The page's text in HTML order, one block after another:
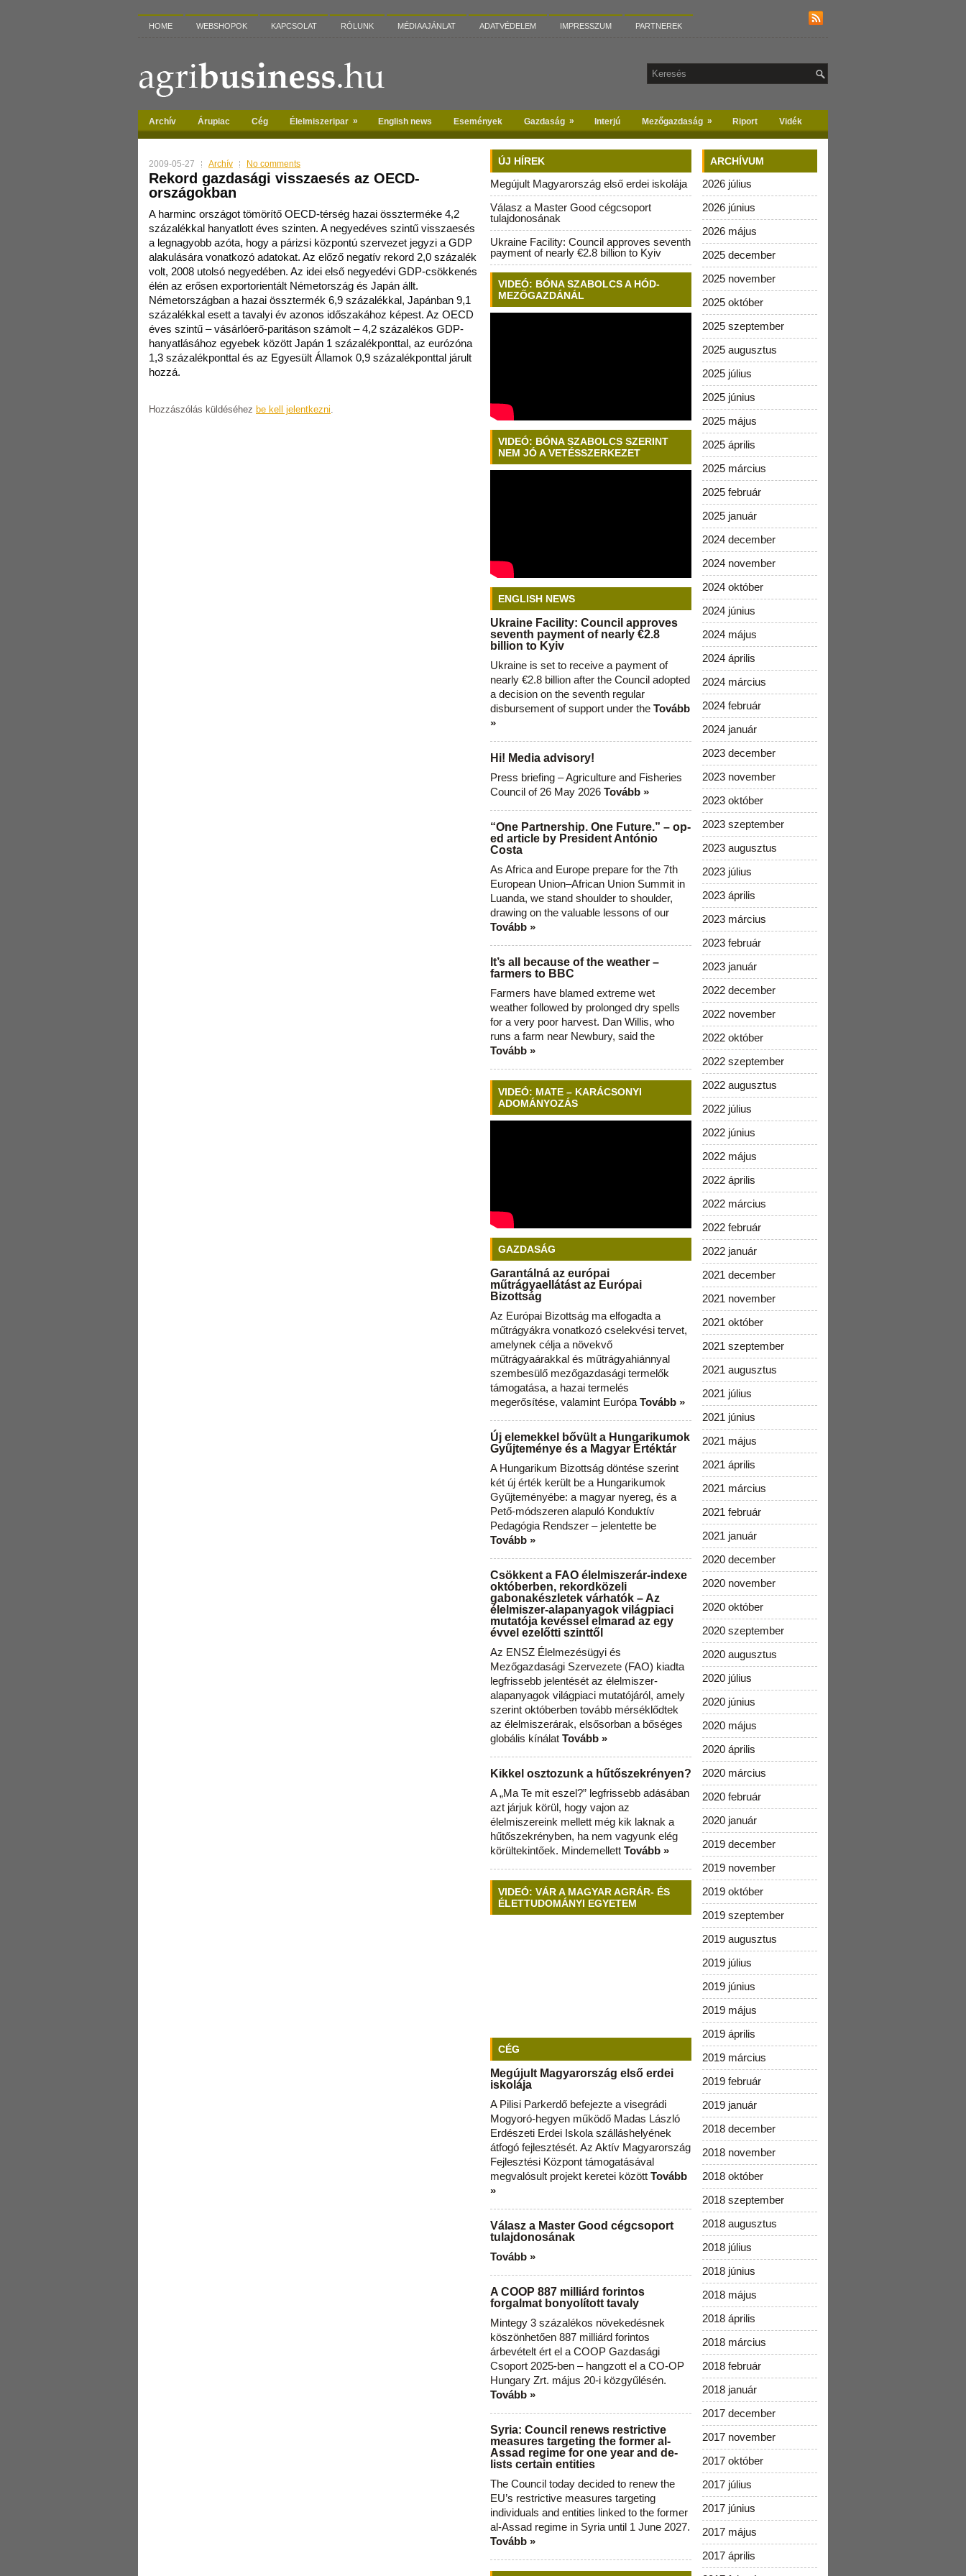
HOME WEBSHOPOK KAPCSOLAT RÓLUNK MÉDIAAJÁNLAT ADATVÉDELEM IMPRESSZUM PARTNEREK
Archív Árupiac Cég Élelmiszeripar » English news Események Gazdaság » Interjú Mezőgazdaság » Riport Vidék
2009-05-27 Archív No comments
Rekord gazdasági visszaesés az OECD-
országokban
A harminc országot tömörítő OECD-térség hazai összterméke 4,2
százalékkal hanyatlott éves szinten. A negyedéves szintű visszaesés
a legnagyobb azóta, hogy a párizsi központú szervezet jegyzi a GDP
alakulására vonatkozó adatokat. Az előző negatív rekord 2,0 százalék
volt, 2008 utolsó negyedében. Az idei első negyedévi GDP-csökkenés
élén az erősen exportorientált Németország és Japán állt.
Németországban a hazai össztermék 6,9 százalékkal, Japánban 9,1
százalékkal esett a tavalyi év azonos időszakához képest. Az OECD
éves szintű – vásárlóerő-paritáson számolt – 4,2 százalékos GDP-
hanyatlásához egyebek között Japán 1 százalékponttal, az eurózóna
1,3 százalékponttal és az Egyesült Államok 0,9 százalékponttal járult
hozzá.
Hozzászólás küldéséhez be kell jelentkezni.
ÚJ HÍREK
Megújult Magyarország első erdei iskolája
Válasz a Master Good cégcsoport
tulajdonosának
Ukraine Facility: Council approves seventh
payment of nearly €2.8 billion to Kyiv
VIDEÓ: BÓNA SZABOLCS A HÓD-
MEZŐGAZDÁNÁL
VIDEÓ: BÓNA SZABOLCS SZERINT
NEM JÓ A VETÉSSZERKEZET
ENGLISH NEWS
Ukraine Facility: Council approves
seventh payment of nearly €2.8
billion to Kyiv
Ukraine is set to receive a payment of
nearly €2.8 billion after the Council adopted
a decision on the seventh regular
disbursement of support under the Tovább
»
Hi! Media advisory!
Press briefing – Agriculture and Fisheries
Council of 26 May 2026 Tovább »
“One Partnership. One Future.” – op-
ed article by President António
Costa
As Africa and Europe prepare for the 7th
European Union–African Union Summit in
Luanda, we stand shoulder to shoulder,
drawing on the valuable lessons of our
Tovább »
It’s all because of the weather –
farmers to BBC
Farmers have blamed extreme wet
weather followed by prolonged dry spells
for a very poor harvest. Dan Willis, who
runs a farm near Newbury, said the
Tovább »
VIDEÓ: MATE – KARÁCSONYI
ADOMÁNYOZÁS
GAZDASÁG
Garantálná az európai
műtrágyaellátást az Európai
Bizottság
Az Európai Bizottság ma elfogadta a
műtrágyákra vonatkozó cselekvési tervet,
amelynek célja a növekvő
műtrágyaárakkal és műtrágyahiánnyal
szembesülő mezőgazdasági termelők
támogatása, a hazai termelés
megerősítése, valamint Európa Tovább »
Új elemekkel bővült a Hungarikumok
Gyűjteménye és a Magyar Értéktár
A Hungarikum Bizottság döntése szerint
két új érték került be a Hungarikumok
Gyűjteményébe: a magyar nyereg, és a
Pető-módszeren alapuló Konduktív
Pedagógia Rendszer – jelentette be
Tovább »
Csökkent a FAO élelmiszerár-indexe
októberben, rekordközeli
gabonakészletek várhatók – Az
élelmiszer-alapanyagok világpiaci
mutatója kevéssel elmarad az egy
évvel ezelőtti szinttől
Az ENSZ Élelmezésügyi és
Mezőgazdasági Szervezete (FAO) kiadta
legfrissebb jelentését az élelmiszer-
alapanyagok világpiaci mutatójáról, amely
szerint októberben tovább mérséklődtek
az élelmiszerárak, elsősorban a bőséges
globális kínálat Tovább »
Kikkel osztozunk a hűtőszekrényen?
A „Ma Te mit eszel?” legfrissebb adásában
azt járjuk körül, hogy vajon az
élelmiszereink mellett még kik laknak a
hűtőszekrényben, ha nem vagyunk elég
körültekintőek. Mindemellett Tovább »
VIDEÓ: VÁR A MAGYAR AGRÁR- ÉS
ÉLETTUDOMÁNYI EGYETEM
CÉG
Megújult Magyarország első erdei
iskolája
A Pilisi Parkerdő befejezte a visegrádi
Mogyoró-hegyen működő Madas László
Erdészeti Erdei Iskola szálláshelyének
átfogó fejlesztését. Az Aktív Magyarország
Fejlesztési Központ támogatásával
megvalósult projekt keretei között Tovább
»
Válasz a Master Good cégcsoport
tulajdonosának
Tovább »
A COOP 887 milliárd forintos
forgalmat bonyolított tavaly
Mintegy 3 százalékos növekedésnek
köszönhetően 887 milliárd forintos
árbevételt ért el a COOP Gazdasági
Csoport 2025-ben – hangzott el a CO-OP
Hungary Zrt. május 20-i közgyűlésén.
Tovább »
Syria: Council renews restrictive
measures targeting the former al-
Assad regime for one year and de-
lists certain entities
The Council today decided to renew the
EU’s restrictive measures targeting
individuals and entities linked to the former
al-Assad regime in Syria until 1 June 2027.
Tovább »
ARCHÍVUM
2026 július
2026 június
2026 május
2025 december
2025 november
2025 október
2025 szeptember
2025 augusztus
2025 július
2025 június
2025 május
2025 április
2025 március
2025 február
2025 január
2024 december
2024 november
2024 október
2024 június
2024 május
2024 április
2024 március
2024 február
2024 január
2023 december
2023 november
2023 október
2023 szeptember
2023 augusztus
2023 július
2023 április
2023 március
2023 február
2023 január
2022 december
2022 november
2022 október
2022 szeptember
2022 augusztus
2022 július
2022 június
2022 május
2022 április
2022 március
2022 február
2022 január
2021 december
2021 november
2021 október
2021 szeptember
2021 augusztus
2021 július
2021 június
2021 május
2021 április
2021 március
2021 február
2021 január
2020 december
2020 november
2020 október
2020 szeptember
2020 augusztus
2020 július
2020 június
2020 május
2020 április
2020 március
2020 február
2020 január
2019 december
2019 november
2019 október
2019 szeptember
2019 augusztus
2019 július
2019 június
2019 május
2019 április
2019 március
2019 február
2019 január
2018 december
2018 november
2018 október
2018 szeptember
2018 augusztus
2018 július
2018 június
2018 május
2018 április
2018 március
2018 február
2018 január
2017 december
2017 november
2017 október
2017 július
2017 június
2017 május
2017 április